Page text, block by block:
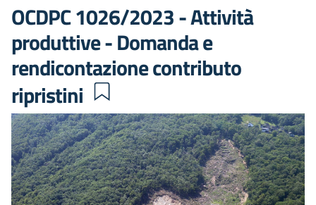
OCDPC 1026/2023 - Attività
produttive - Domanda e
rendicontazione contributo
ripristini